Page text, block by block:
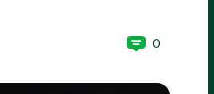
0